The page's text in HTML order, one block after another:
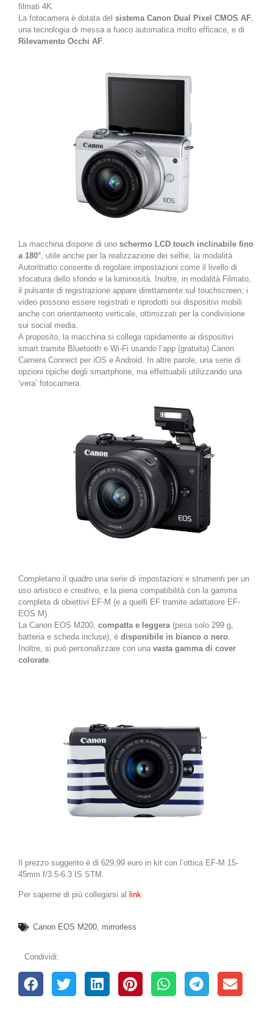
filmati 4K.
La fotocamera è dotata del sistema Canon Dual Pixel CMOS AF
una tecnologia di messa a fuoco automatica molto efficace, e di
Rilevamento Occhi AF
La macchina dispone di uno schermo LCD touch inclinabile fino
a 180° , utile anche per la realizzazione dei selfie; la modalità
Autoritratto consente di regolare impostazioni come il livello di
sfocatura dello sfondo e la luminosità. Inoltre, in modalità Filmato,
il pulsante di registrazione appare direttamente sul touchscreen; i
video possono essere registrati e riprodotti sui dispositivi mobili
anche con orientamento verticale, ottimizzati per la condivisione
sui social media.
A proposito, la macchina si collega rapidamente ai dispositivi
smart tramite Bluetooth e Wi-Fi usando l’app (gratuita) Canon
Camera Connect per iOS e Android. In altre parole, una serie di
opzioni tipiche degli smartphone, ma effettuabili utilizzando una
‘vera’ fotocamera.
Completano il quadro una serie di impostazioni e strumenti per un
uso artistico e creativo, e la piena compatibilità con la gamma
completa di obiettivi EF-M (e a quelli EF tramite adattatore EF-
EOS M).
La Canon EOS M200, compatta e leggera (pesa solo 299 g,
batteria e scheda incluse), è disponibile in bianco o nero
Inoltre, si può personalizzare con una vasta gamma di cover
colorate
Il prezzo suggerito è di 629,99 euro in kit con l’ottica EF-M 15-
45mm f/3.5-6.3 IS STM.
Per saperne di più collegarsi al link
Canon EOS M200, mirrorless
Condividi: